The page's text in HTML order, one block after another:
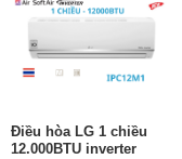
Điều hòa LG 1 chiều
12.000BTU inverter